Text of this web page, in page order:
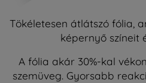
Tökéletesen átlátszó fólia,
képernyő színeit
A fólia akár 30%-kal
szemüveg. Gyorsabb